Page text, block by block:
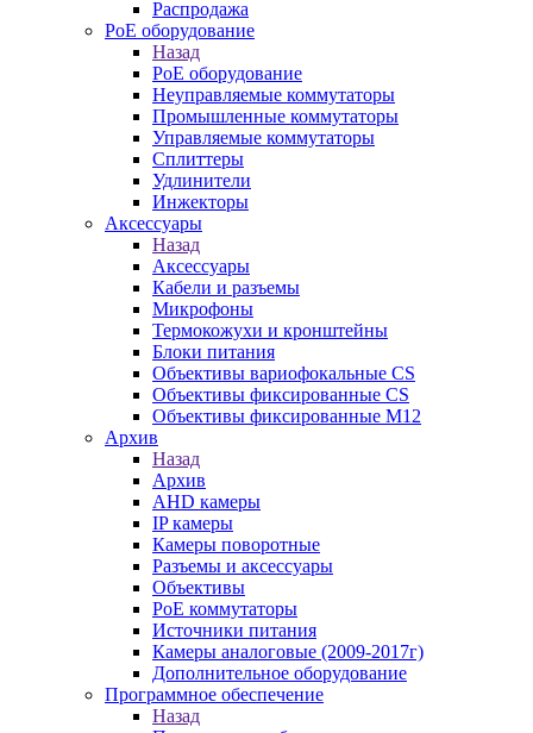
Распродажа
PoE оборудование
Назад
PoE оборудование
Неуправляемые коммутаторы
Промышленные коммутаторы
Управляемые коммутаторы
Сплиттеры
Удлинители
Инжекторы
Аксессуары
Назад
Аксессуары
Кабели и разъемы
Микрофоны
Термокожухи и кронштейны
Блоки питания
Объективы вариофокальные CS
Объективы фиксированные CS
Объективы фиксированные М12
Архив
Назад
Архив
AHD камеры
IP камеры
Камеры поворотные
Разъемы и аксессуары
Объективы
PoE коммутаторы
Источники питания
Камеры аналоговые (2009-2017г)
Дополнительное оборудование
Программное обеспечение
Назад